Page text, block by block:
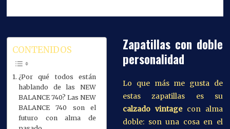
CONTENIDOS
¿Por qué todos están
hablando de las NEW
BALANCE 740? Las NEW
BALANCE 740 son el
futuro con alma de
Zapatillas con doble
personalidad
Lo que más me gusta de
estas zapatillas es su
calzado vintagecon alma
doble: son una cosa en el